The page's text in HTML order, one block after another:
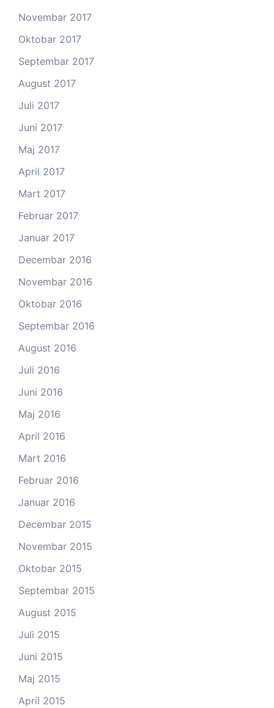
Novembar 2017
Oktobar 2017
Septembar 2017
August 2017
Juli 2017
Juni 2017
Maj 2017
April 2017
Mart 2017
Februar 2017
Januar 2017
Decembar 2016
Novembar 2016
Oktobar 2016
Septembar 2016
August 2016
Juli 2016
Juni 2016
Maj 2016
April 2016
Mart 2016
Februar 2016
Januar 2016
Decembar 2015
Novembar 2015
Oktobar 2015
Septembar 2015
August 2015
Juli 2015
Juni 2015
Maj 2015
April 2015